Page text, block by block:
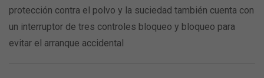
protección contra el polvo y la suciedad también cuenta con
un interruptor de tres controles bloqueo y bloqueo para
evitar el arranque accidental